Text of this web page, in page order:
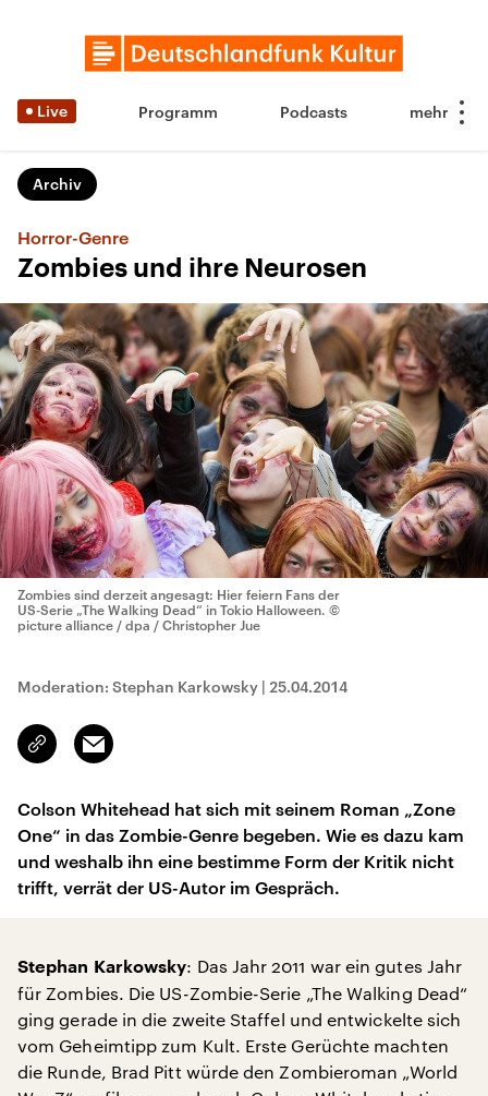
Live Programm Podcasts
Archiv
Horror-Genre
Zombies und ihre Neurosen
Zombies sind derzeit angesagt: Hier feiern Fans der
US-Serie „The Walking Dead“ in Tokio Halloween. ©
picture alliance / dpa / Christopher Jue
Moderation: Stephan Karkowsky | 25.04.2014
Link
kopieren/teilen
Email
Colson Whitehead hat sich mit seinem Roman „Zone
One“ in das Zombie-Genre begeben. Wie es dazu kam
und weshalb ihn eine bestimme Form der Kritik nicht
trifft, verrät der US-Autor im Gespräch.
Stephan Karkowsky: Das Jahr 2011 war ein gutes Jahr
für Zombies. Die US-Zombie-Serie „The Walking Dead“
ging gerade in die zweite Staffel und entwickelte sich
vom Geheimtipp zum Kult. Erste Gerüchte machten
die Runde, Brad Pitt würde den Zombieroman „World